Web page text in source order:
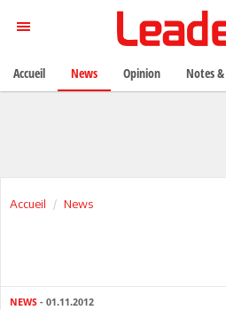
Accueil News
NEWS - 01.11.2012
Accueil News Opinion Notes